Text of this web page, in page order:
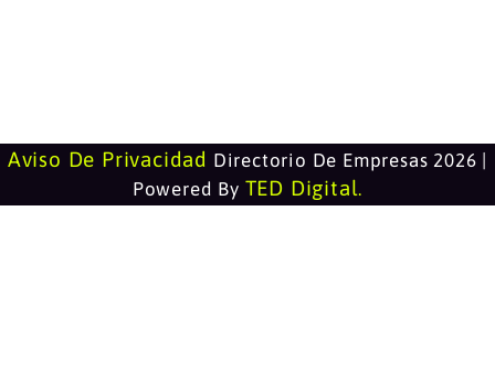
Aviso De Privacidad Directorio De Empresas 2026 |
Powered By TED Digital.